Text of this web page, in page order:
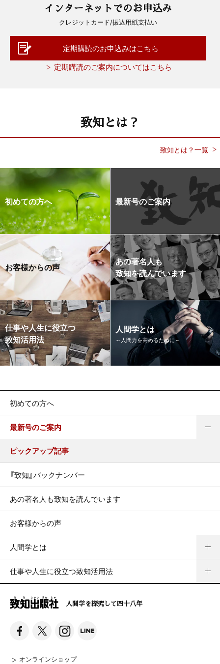
インターネットでのお申込み
クレジットカード/振込用紙支払い
定期購読のお申込みはこちら
定期購読のご案内についてはこちら
致知とは？
致知とは？一覧
初めての方へ 最新号のご案内
お客様からの声
あの著名人も
致知を読んでいます
仕事や人生に役立つ
致知活用法
人間学とは
～人間力を高めるために～
初めての方へ
最新号のご案内
ピックアップ記事
『致知』バックナンバー
あの著名人も致知を読んでいます
お客様からの声
人間学とは
仕事や人生に役立つ致知活用法
人間学を探究して四十八年
オンラインショップ